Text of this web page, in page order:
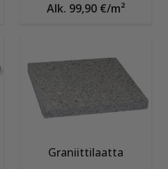
Alk. 99,90 €/m²
Graniittilaatta